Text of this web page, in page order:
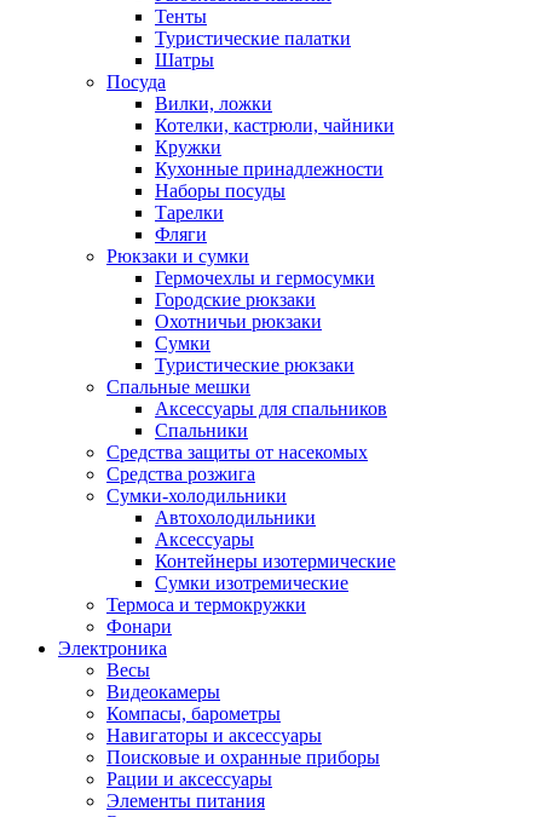
Тенты
Туристические палатки
Шатры
Посуда
Вилки, ложки
Котелки, кастрюли, чайники
Кружки
Кухонные принадлежности
Наборы посуды
Тарелки
Фляги
Рюкзаки и сумки
Гермочехлы и гермосумки
Городские рюкзаки
Охотничьи рюкзаки
Сумки
Туристические рюкзаки
Спальные мешки
Аксессуары для спальников
Спальники
Средства защиты от насекомых
Средства розжига
Сумки-холодильники
Автохолодильники
Аксессуары
Контейнеры изотермические
Сумки изотремические
Термоса и термокружки
Фонари
Электроника
Весы
Видеокамеры
Компасы, барометры
Навигаторы и аксессуары
Поисковые и охранные приборы
Рации и аксессуары
Элементы питания